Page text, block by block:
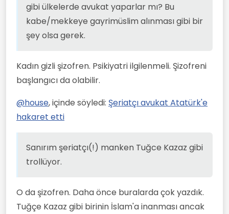
gibi ülkelerde avukat yaparlar mı? Bu
kabe/mekkeye gayrimüslim alınması gibi bir
şey olsa gerek.
Kadın gizli şizofren. Psikiyatri ilgilenmeli. Şizofreni
başlangıcı da olabilir.
@house, içinde söyledi: Şeriatçı avukat Atatürk'e
hakaret etti
Sanırım şeriatçı(!) manken Tuğce Kazaz gibi
trollüyor.
O da şizofren. Daha önce buralarda çok yazdık.
Tuğçe Kazaz gibi birinin İslam'a inanması ancak